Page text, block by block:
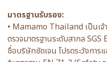
มาตรฐานรับรอง:
• Mamamo Thailand เป็นเจ้
ตรวจมาตรฐานระดับสากล
ชื่อบริษัทชัดเจน โปรดระวังกา